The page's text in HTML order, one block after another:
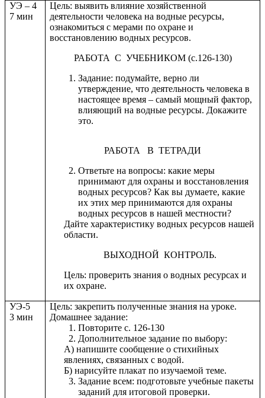
УЭ – 4
7 мин
Цель: выявить влияние хозяйственной
деятельности человека на водные ресурсы,
ознакомиться с мерами по охране и
восстановлению водных ресурсов.
РАБОТА С УЧЕБНИКОМ (с.126-130)
Задание: подумайте, верно ли
утверждение, что деятельность человека в
настоящее время – самый мощный фактор,
влияющий на водные ресурсы. Докажите
это.
РАБОТА В ТЕТРАДИ
Ответьте на вопросы: какие меры
принимают для охраны и восстановления
водных ресурсов? Как вы думаете, какие
их этих мер принимаются для охраны
водных ресурсов в нашей местности?
Дайте характеристику водных ресурсов нашей
области.
ВЫХОДНОЙ КОНТРОЛЬ.
Цель: проверить знания о водных ресурсах и
их охране.
УЭ-5
3 мин
Цель: закрепить полученные знания на уроке.
Домашнее задание:
Повторите с. 126-130
Дополнительное задание по выбору:
А) напишите сообщение о стихийных
явлениях, связанных с водой.
Б) нарисуйте плакат по изучаемой теме.
Задание всем: подготовьте учебные пакеты
заданий для итоговой проверки.